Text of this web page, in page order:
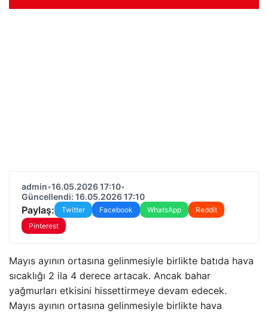
admin•16.05.2026 17:10•
Güncellendi: 16.05.2026 17:10
Paylaş: Twitter Facebook WhatsApp
Reddit
Pinterest
Mayıs ayının ortasına gelinmesiyle birlikte batıda hava
sıcaklığı 2 ila 4 derece artacak. Ancak bahar
yağmurları etkisini hissettirmeye devam edecek.
Mayıs ayının ortasına gelinmesiyle birlikte hava